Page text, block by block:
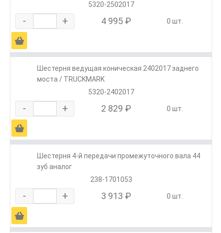
5320-2502017
- + 4 995 ₽ 0 шт.
Ä
Шестерня ведущая коническая 2402017 заднего
моста / TRUCKMARK
5320-2402017
- + 2 829 ₽ 0 шт.
Ä
Шестерня 4-й передачи промежуточного вала 44
зуб аналог
238-1701053
- + 3 913 ₽ 0 шт.
Ä